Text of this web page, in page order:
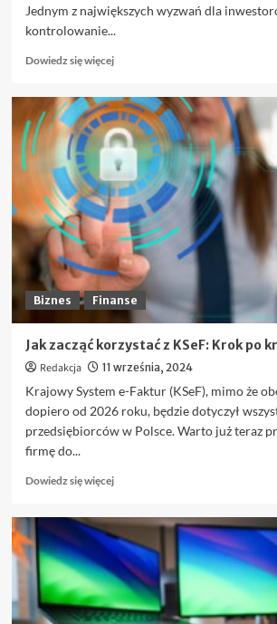
Jednym z największych wyzwań dla
kontrolowanie...
Dowiedz się więcejDowiedz
o
FOMO
i
panika
na
giełdzie
–
jak
dać
się
ponieść
emocjom?
Biznes Finanse
Jak zacząć korzystać z KSeF: Krok po
Redakcja 11 września, 2024
Krajowy System e-Faktur (KSeF), mimo że
dopiero od 2026 roku, będzie dotyczył
przedsiębiorców w Polsce. Warto już teraz
firmę do...
Dowiedz się więcejDowiedz
Jak
zacząć
korzystać
z
KSeF: